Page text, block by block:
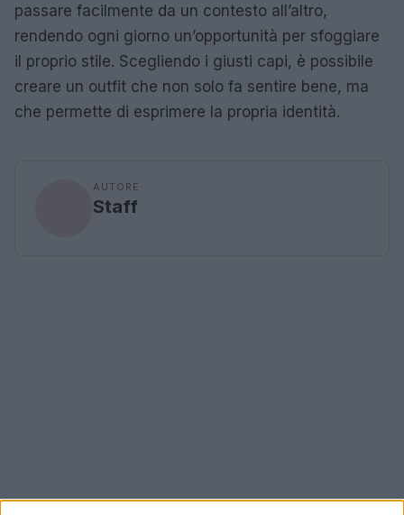
passare facilmente da un contesto all’altro,
rendendo ogni giorno un’opportunità per sfoggiare
il proprio stile. Scegliendo i giusti capi, è possibile
creare un outfit che non solo fa sentire bene, ma
che permette di esprimere la propria identità.
AUTORE
Staff